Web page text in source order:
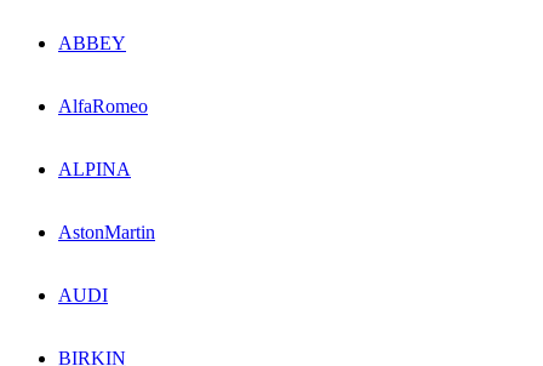
ABBEY
AlfaRomeo
ALPINA
AstonMartin
AUDI
BIRKIN